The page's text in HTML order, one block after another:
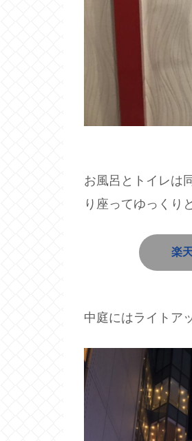
お風呂とトイレは
り座ってゆっくり
楽
中庭にはライトア